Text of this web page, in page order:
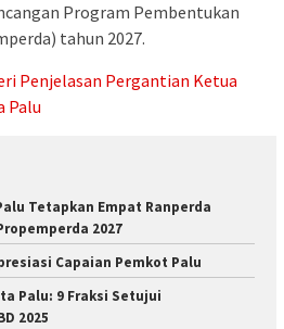
Program Pembentukan
tahun 2027.
Penjelasan Pergantian Ketua
Palu
Tetapkan Empat Ranperda
2027
Capaian Pemkot Palu
Palu: 9 Fraksi Setujui
2025